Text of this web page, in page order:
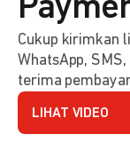
Cukup kirimkan
WhatsApp,
terima
LIHAT VIDEO